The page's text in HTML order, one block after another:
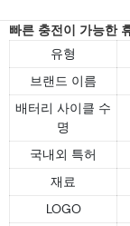
빠른 충전이 가능한
유형
브랜드 이름
배터리 사이클 수
명
국내외 특허
재료
LOGO